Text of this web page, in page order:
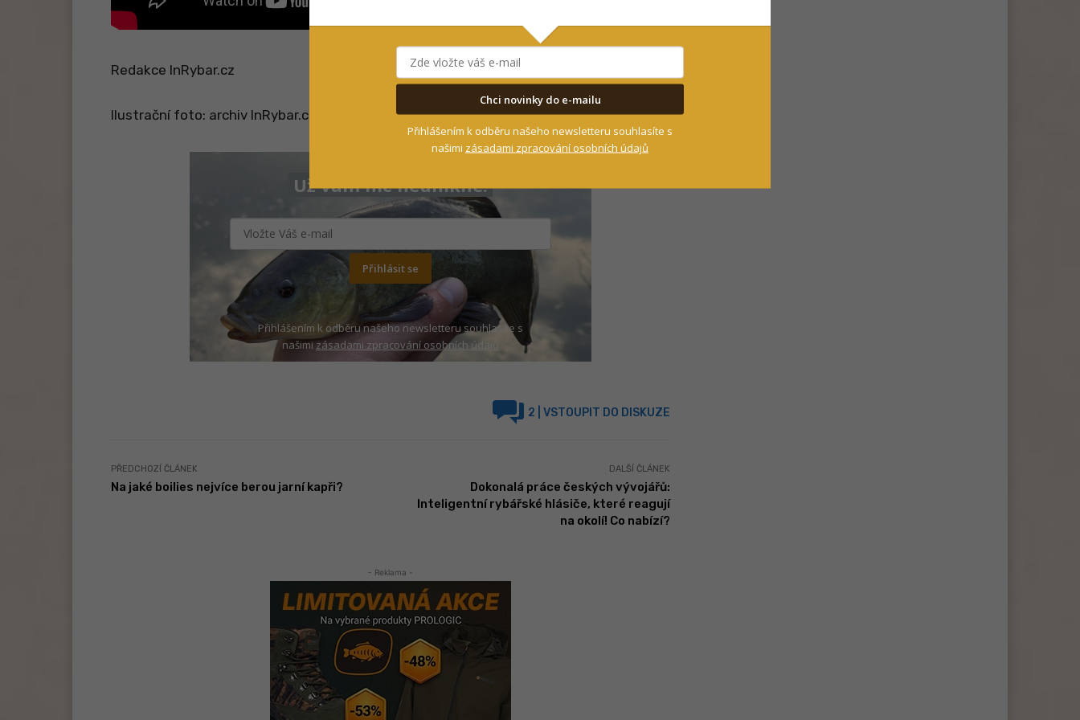
Redakce InRybar.cz
Ilustrační foto: archiv InRybar.cz
Už vám nic neunikne!
Přihlásit se
Přihlášením k odběru našeho newsletteru souhlasíte s
našimizásadami zpracování osobních údajů
2 | VSTOUPIT DO DISKUZE
PŘEDCHOZÍ ČLÁNEK
Na jaké boilies nejvíce berou jarní kapři?
DALŠÍ ČLÁNEK
Dokonalá práce českých vývojářů:
Inteligentní rybářské hlásiče, které reagují
na okolí! Co nabízí?
- Reklama -
Chci novinky do e-mailu
Přihlášením k odběru našeho newsletteru souhlasíte s
našimi zásadami zpracování osobních údajů